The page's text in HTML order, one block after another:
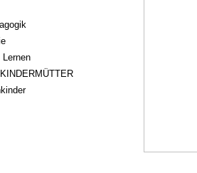
Lernen